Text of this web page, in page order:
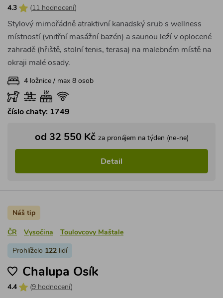
4.3 (11 hodnocení)
Stylový mimořádně atraktivní kanadský srub s wellness
místností (vnitřní masážní bazén) a saunou leží v oplocené
zahradě (hřiště, stolní tenis, terasa) na malebném místě na
okraji malé osady.
4 ložnice / max 8 osob
číslo chaty: 1749
od 32 550 Kč za pronájem na týden (ne-ne)
Detail
Náš tip
ČR Vysočina Toulovcovy Maštale
Prohlíželo 122 lidí
Chalupa Osík
4.4 (9 hodnocení)